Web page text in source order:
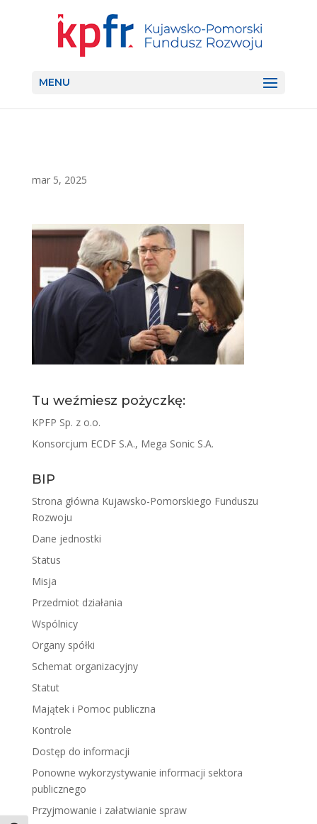
MENU
mar 5, 2025
Tu weźmiesz pożyczkę:
KPFP Sp. z o.o.
Konsorcjum ECDF S.A., Mega Sonic S.A.
BIP
Strona główna Kujawsko-Pomorskiego Funduszu
Rozwoju
Dane jednostki
Status
Misja
Przedmiot działania
Wspólnicy
Organy spółki
Schemat organizacyjny
Statut
Majątek i Pomoc publiczna
Kontrole
Dostęp do informacji
Ponowne wykorzystywanie informacji sektora
publicznego
Przyjmowanie i załatwianie spraw